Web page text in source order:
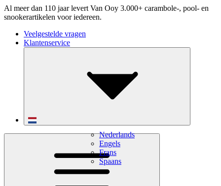
Al meer dan 110 jaar levert Van Ooy 3.000+ carambole-, pool- en
snookerartikelen voor iedereen.
Veelgestelde vragen
Klantenservice
Nederlands
Engels
Frans
Spaans